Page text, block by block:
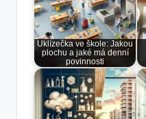
Uklízečka ve škole: Jakou
plochu a jaké má denní
povinnosti